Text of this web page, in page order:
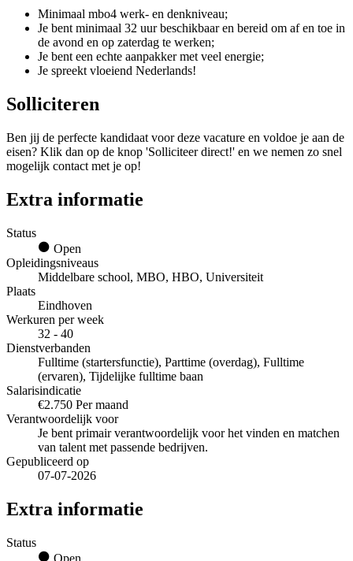
Minimaal mbo4 werk- en denkniveau;
Je bent minimaal 32 uur beschikbaar en bereid om af en toe in
de avond en op zaterdag te werken;
Je bent een echte aanpakker met veel energie;
Je spreekt vloeiend Nederlands!
Solliciteren
Ben jij de perfecte kandidaat voor deze vacature en voldoe je aan de
eisen? Klik dan op de knop 'Solliciteer direct!' en we nemen zo snel
mogelijk contact met je op!
Extra informatie
Status
Open
Opleidingsniveaus
Middelbare school, MBO, HBO, Universiteit
Plaats
Eindhoven
Werkuren per week
32 - 40
Dienstverbanden
Fulltime (startersfunctie), Parttime (overdag), Fulltime
(ervaren), Tijdelijke fulltime baan
Salarisindicatie
€2.750 Per maand
Verantwoordelijk voor
Je bent primair verantwoordelijk voor het vinden en matchen
van talent met passende bedrijven.
Gepubliceerd op
07-07-2026
Extra informatie
Status
Open